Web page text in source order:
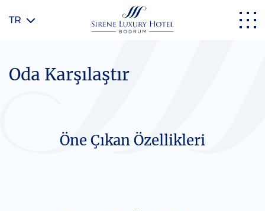
TR
Oda Karşılaştır
Öne Çıkan Özellikleri